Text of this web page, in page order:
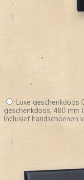
Luxe geschenkdoos
geschenkdoos, 480 mm
Inclusief handschoenen